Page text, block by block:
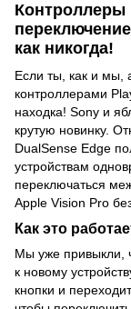
Контроллеры
как никогда!
Если ты, как и мы,
контроллерами
находка! Sony и
крутую новинку.
DualSense Edge
устройствам
переключаться
Apple Vision Pro
Как это
Мы уже привыкли,
к новому
кнопки и